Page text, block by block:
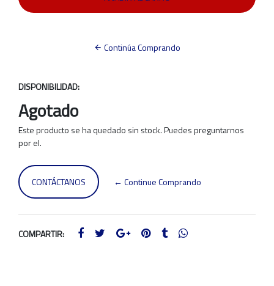
Continúa Comprando
DISPONIBILIDAD:
Agotado
Este producto se ha quedado sin stock. Puedes preguntarnos
por el.
CONTÁCTANOS ← Continue Comprando
COMPARTIR: